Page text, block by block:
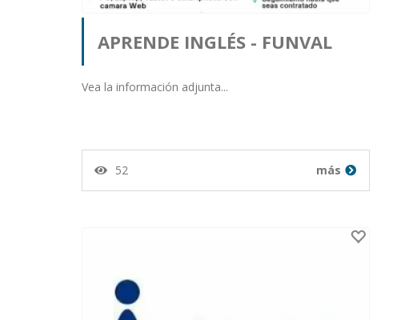
APRENDE INGLÉS - FUNVAL
Publicado por Brenda Morales
Vea la información adjunta...
52 más